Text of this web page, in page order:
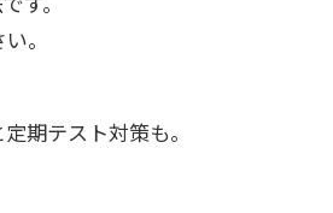
。
期テスト対策も。